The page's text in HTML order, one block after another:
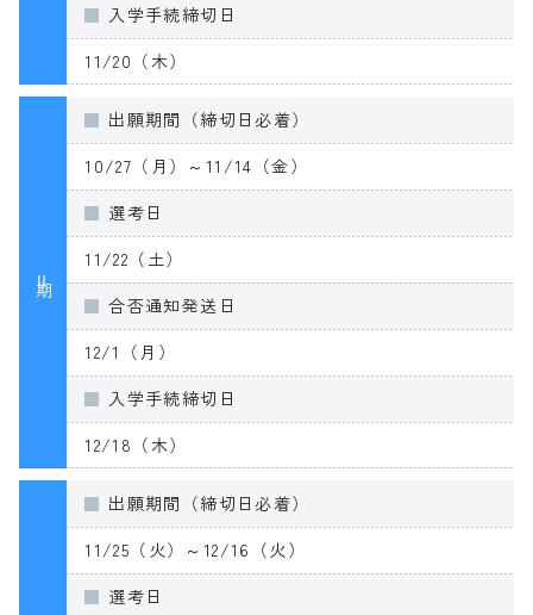
入学手続締切日
11/20（木）
Ⅱ期
出願期間（締切日必着）
10/27（月）～11/14（金）
選考日
11/22（土）
合否通知発送日
12/1（月）
入学手続締切日
12/18（木）
出願期間（締切日必着）
11/25（火）～12/16（火）
選考日